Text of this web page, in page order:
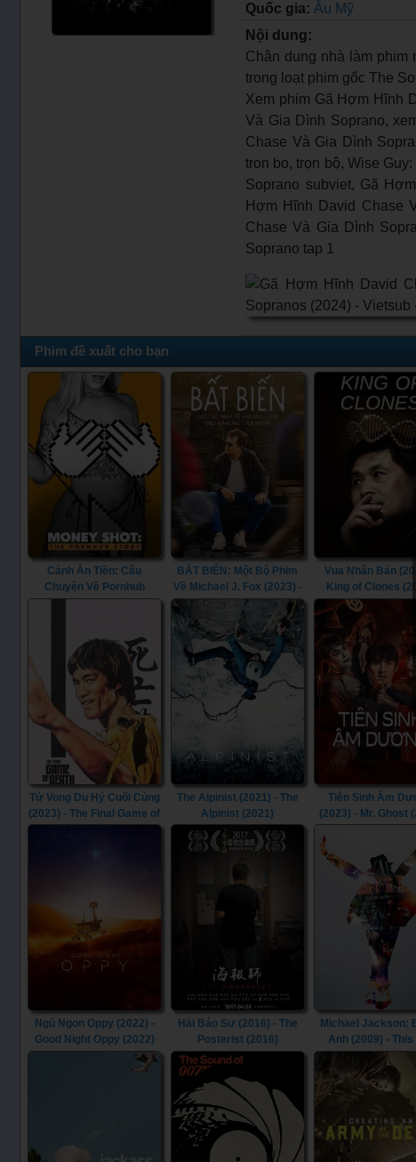
Quốc gia: Âu Mỹ
Nội dung:
Chân dung nhà làm phim
trong loạt phim gốc The
Xem phim Gã Hợm Hĩnh
Và Gia Dình Soprano,
Chase Và Gia Dình
tron bo, trọn bộ, Wise
Soprano subviet, Gã
Hợm Hĩnh David Chase
Chase Và Gia Dình
Soprano tap 1
Phim đề xuất cho bạn
Cảnh Ăn Tiền: Câu
Chuyện Về Pornhub
(2023) - Money Shot: The
BẤT BIẾN: Một Bộ Phim
Về Michael J. Fox (2023) -
STILL: A Michael J. Fox
Movie (2023)
Vua Nhân Bản
King of Clones
Tử Vong Du Hý Cuối Cùng
(2023) - The Final Game of
The Alpinist (2021) - The
Alpinist (2021)
Tiên Sinh Âm
(2023) - Mr. Ghost
Ngủ Ngon Oppy (2022) -
Good Night Oppy (2022)
Hải Báo Sư (2016) - The
Posterist (2016)
Michael Jackson:
Anh (2009) - This